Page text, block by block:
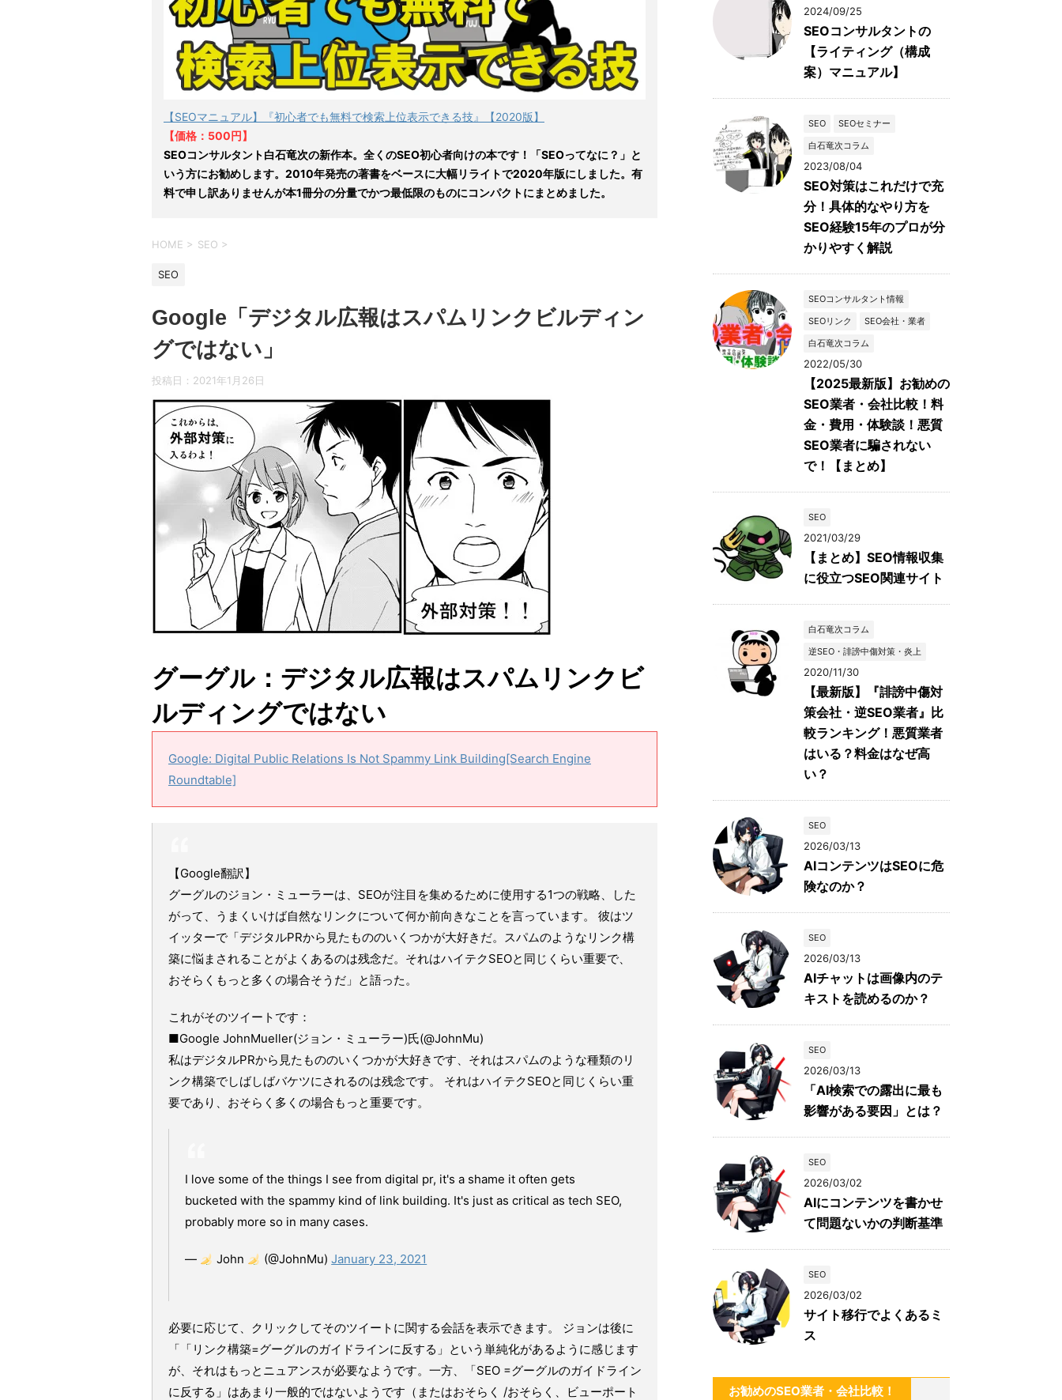
【SEOマニュアル】『初心者でも無料で検索上位表示できる技』【2020版】
【価格：500円】
SEOコンサルタント白石竜次の新作本。全くのSEO初心者向けの本です！「SEOってなに？」と
いう方にお勧めします。2010年発売の著書をベースに大幅リライトで2020年版にしました。有
料で申し訳ありませんが本1冊分の分量でかつ最低限のものにコンパクトにまとめました。
HOME > SEO >
SEO
Google「デジタル広報はスパムリンクビルディン
グではない」
投稿日： 2021年1月26日
グーグル：デジタル広報はスパムリンクビ
ルディングではない
Google: Digital Public Relations Is Not Spammy Link Building[Search Engine
Roundtable]
【Google翻訳】
グーグルのジョン・ミューラーは、SEOが注目を集めるために使用する1つの戦略、した
がって、うまくいけば自然なリンクについて何か前向きなことを言っています。 彼はツ
イッターで「デジタルPRから見たもののいくつかが大好きだ。スパムのようなリンク構
築に悩まされることがよくあるのは残念だ。それはハイテクSEOと同じくらい重要で、
おそらくもっと多くの場合そうだ」と語った。
これがそのツイートです：
■Google JohnMueller(ジョン・ミューラー)氏(@JohnMu)
私はデジタルPRから見たもののいくつかが大好きです、それはスパムのような種類のリ
ンク構築でしばしばバケツにされるのは残念です。 それはハイテクSEOと同じくらい重
要であり、おそらく多くの場合もっと重要です。
I love some of the things I see from digital pr, it's a shame it often gets
bucketed with the spammy kind of link building. It's just as critical as tech SEO,
probably more so in many cases.
— John (@JohnMu)January 23, 2021
必要に応じて、クリックしてそのツイートに関する会話を表示できます。 ジョンは後に
「「リンク構築=グーグルのガイドラインに反する」という単純化があるように感じます
が、それはもっとニュアンスが必要なようです。一方、「SEO =グーグルのガイドライン
に反する」はあまり一般的ではないようです（またはおそらく /おそらく、ビューポート
2024/09/25
SEOコンサルタントの
【ライティング（構成
案）マニュアル】
SEO
SEOセミナー
白石竜次コラム
2023/08/04
SEO対策はこれだけで充
分！具体的なやり方を
SEO経験15年のプロが分
かりやすく解説
SEOコンサルタント情報
SEOリンク
SEO会社・業者
白石竜次コラム
2022/05/30
【2025最新版】お勧めの
SEO業者・会社比較！料
金・費用・体験談！悪質
SEO業者に騙されない
で！【まとめ】
SEO
2021/03/29
【まとめ】SEO情報収集
に役立つSEO関連サイト
白石竜次コラム
逆SEO・誹謗中傷対策・炎上
2020/11/30
【最新版】『誹謗中傷対
策会社・逆SEO業者』比
較ランキング！悪質業者
はいる？料金はなぜ高
い？
SEO
2026/03/13
AIコンテンツはSEOに危
険なのか？
SEO
2026/03/13
AIチャットは画像内のテ
キストを読めるのか？
SEO
2026/03/13
「AI検索での露出に最も
影響がある要因」とは？
SEO
2026/03/02
AIにコンテンツを書かせ
て問題ないかの判断基準
SEO
2026/03/02
サイト移行でよくあるミ
ス
お勧めのSEO業者・会社比較！